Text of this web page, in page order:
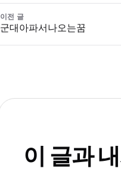
이전 글
군대아파서나오는꿈
이 글과